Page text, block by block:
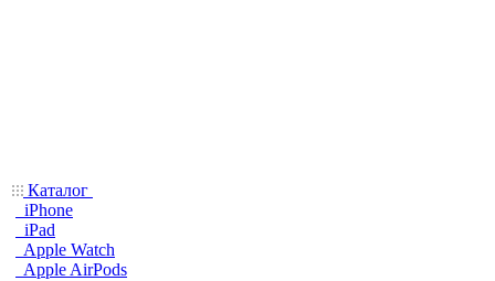
Каталог
iPhone
iPad
Apple Watch
Apple AirPods